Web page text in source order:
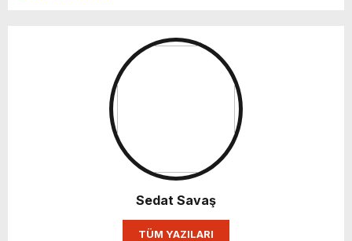
Sedat Savaş
TÜM YAZILARI